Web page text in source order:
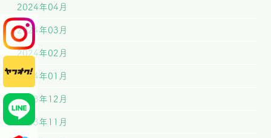
2024年04月
2024年03月
2024年02月
2024年01月
2023年12月
2023年11月